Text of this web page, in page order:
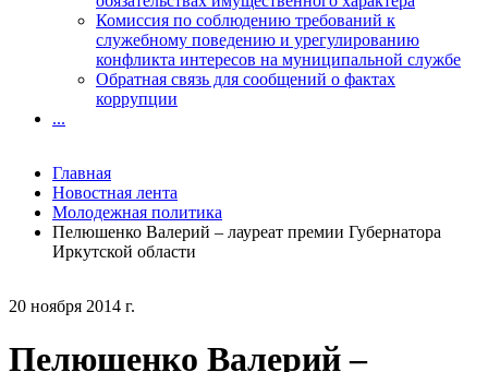
20 ноября 2014 г.
Пелюшенко Валерий –
Комиссия по соблюдению требований к
служебному поведению и урегулированию
конфликта интересов на муниципальной службе
Обратная связь для сообщений о фактах
коррупции
...
Главная
Новостная лента
Молодежная политика
Пелюшенко Валерий – лауреат премии Губернатора
Иркутской области